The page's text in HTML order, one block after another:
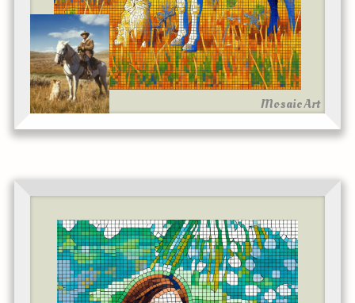
Mosaic Art